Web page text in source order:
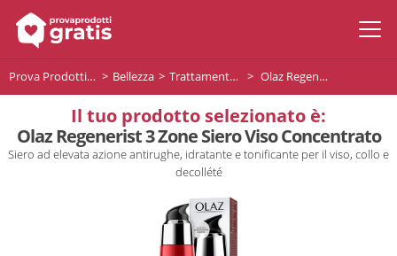
Prova Prodotti Gratis Bellezza Trattamento viso Olaz Regenerist 3 Zone Siero Viso Concentrato
Il tuo prodotto selezionato è:
Olaz Regenerist 3 Zone Siero Viso Concentrato
Siero ad elevata azione antirughe, idratante e tonificante per il viso, collo e
decollété